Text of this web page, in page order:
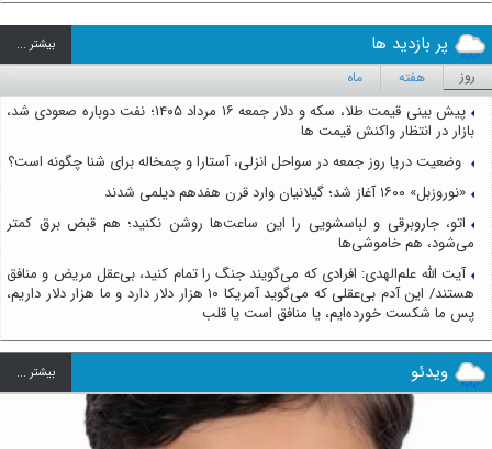
پر بازدید ها بيشتر ...
روز هفته ماه
پیش بینی قیمت طلا، سکه و دلار جمعه ۱۶ مرداد ۱۴۰۵؛ نفت دوباره صعودی شد،
بازار در انتظار واکنش قیمت ها
وضعیت دریا روز جمعه در سواحل انزلی، آستارا و چمخاله برای شنا چگونه است؟
«نوروزبل» ۱۶۰۰ آغاز شد؛ گیلانیان وارد قرن هفدهم دیلمی شدند
اتو، جاروبرقی و لباسشویی را این ساعت‌ها روشن نکنید؛ هم قبض برق کمتر
می‌شود، هم خاموشی‌ها
آیت الله علم‌الهدی: افرادی که می‌گویند جنگ را تمام کنید، بی‌عقل مریض و منافق
هستند/ این آدم بی‌عقلی که می‌گوید آمریکا ۱۰ هزار دلار دارد و ما هزار دلار داریم،
پس ما شکست خورده‌ایم، یا منافق است یا قلب
ویدئو بيشتر ...